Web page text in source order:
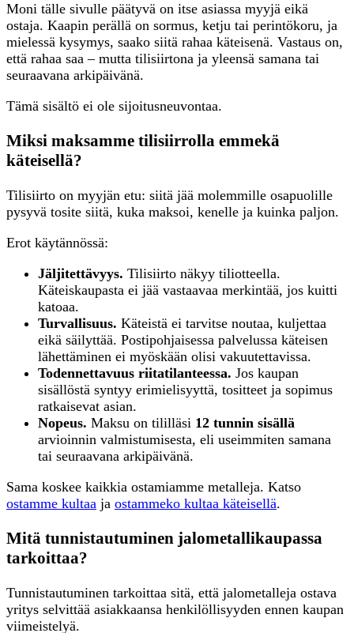
Moni tälle sivulle päätyvä on itse asiassa myyjä eikä
ostaja. Kaapin perällä on sormus, ketju tai perintökoru, ja
mielessä kysymys, saako siitä rahaa käteisenä. Vastaus on,
että rahaa saa – mutta tilisiirtona ja yleensä samana tai
seuraavana arkipäivänä.
Tämä sisältö ei ole sijoitusneuvontaa.
Miksi maksamme tilisiirrolla emmekä
käteisellä?
Tilisiirto on myyjän etu: siitä jää molemmille osapuolille
pysyvä tosite siitä, kuka maksoi, kenelle ja kuinka paljon.
Erot käytännössä:
Jäljitettävyys. Tilisiirto näkyy tiliotteella.
Käteiskaupasta ei jää vastaavaa merkintää, jos kuitti
katoaa.
Turvallisuus. Käteistä ei tarvitse noutaa, kuljettaa
eikä säilyttää. Postipohjaisessa palvelussa käteisen
lähettäminen ei myöskään olisi vakuutettavissa.
Todennettavuus riitatilanteessa. Jos kaupan
sisällöstä syntyy erimielisyyttä, tositteet ja sopimus
ratkaisevat asian.
Nopeus. Maksu on tililläsi 12 tunnin sisällä
arvioinnin valmistumisesta, eli useimmiten samana
tai seuraavana arkipäivänä.
Sama koskee kaikkia ostamiamme metalleja. Katso
ostamme kultaa ja ostammeko kultaa käteisellä.
Mitä tunnistautuminen jalometallikaupassa
tarkoittaa?
Tunnistautuminen tarkoittaa sitä, että jalometalleja ostava
yritys selvittää asiakkaansa henkilöllisyyden ennen kaupan
viimeistelyä.